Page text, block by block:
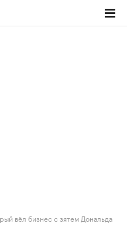
вёл бизнес с зятем Дональда